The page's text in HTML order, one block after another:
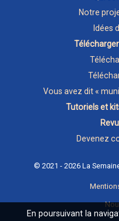
Notre
Idées
Vous avez dit «
Tutoriels et
Devenez
© 2021 - 2026 La
En poursuivant la